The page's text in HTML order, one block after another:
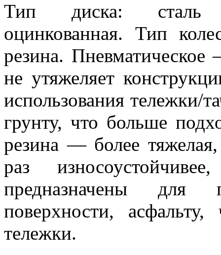
Тип диска: сталь
оцинкованная. Тип
резина. Пневматическое
не утяжеляет
использования тележки/
грунту, что больше
резина — более тяжелая,
раз
предназначены для
поверхности,
тележки.